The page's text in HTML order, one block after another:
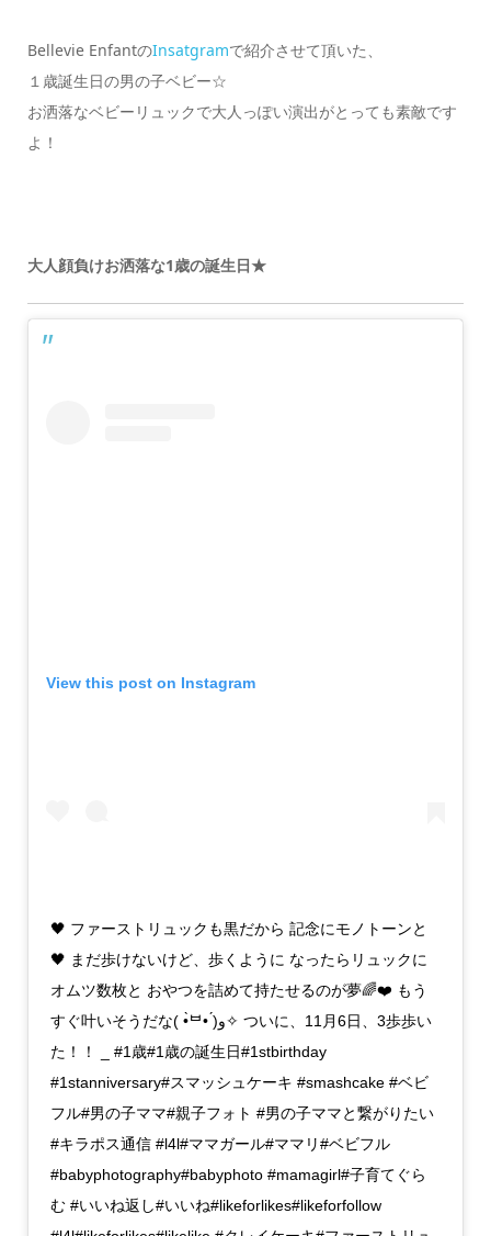
Bellevie EnfantのInsatgramで紹介させて頂いた、
１歳誕生日の男の子ベビー☆
お洒落なベビーリュックで大人っぽい演出がとっても素敵です
よ！
大人顔負けお洒落な1歳の誕生日★
View this post on Instagram
🖤 ファーストリュックも黒だから 記念にモノトーンと
🖤 まだ歩けないけど、歩くように なったらリュックに
オムツ数枚と おやつを詰めて持たせるのが夢🌈❤️ もう
すぐ叶いそうだな( •̀ᄇ• ́)ﻭ✧ ついに、11月6日、3歩歩い
た！！ _ #1歳#1歳の誕生日#1stbirthday
#1stanniversary#スマッシュケーキ #smashcake #ベビ
フル#男の子ママ#親子フォト #男の子ママと繋がりたい
#キラポス通信 #l4l#ママガール#ママリ#ベビフル
#babyphotography#babyphoto #mamagirl#子育てぐら
む #いいね返し#いいね#likeforlikes#likeforfollow